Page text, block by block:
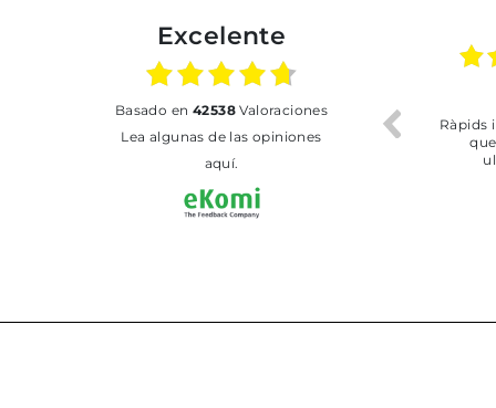
Excelente
basado en 42538Valoraciones
Lea algunas de las opiniones
aquí.